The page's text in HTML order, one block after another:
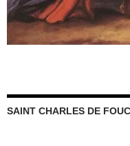
SAINT CHARLES DE